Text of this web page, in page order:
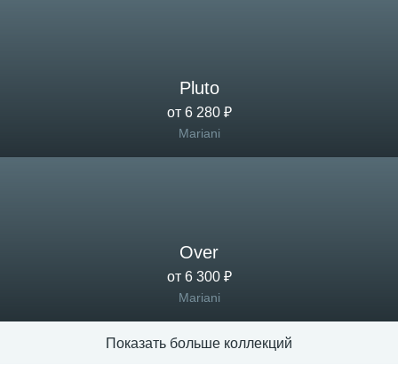
Pluto
от 6 280 ₽
Mariani
Over
от 6 300 ₽
Mariani
Показать больше коллекций